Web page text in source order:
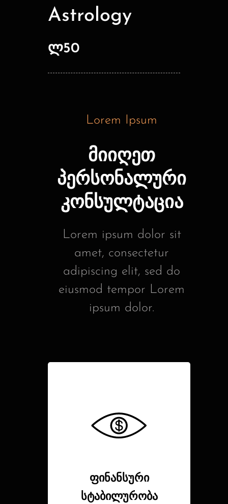
Astrology
ლ50
Lorem Ipsum
მიიღეთ
პერსონალური
კონსულტაცია
Lorem ipsum dolor sit
amet, consectetur
adipiscing elit, sed do
eiusmod tempor Lorem
ipsum dolor.
ფინანსური
სტაბილურობა